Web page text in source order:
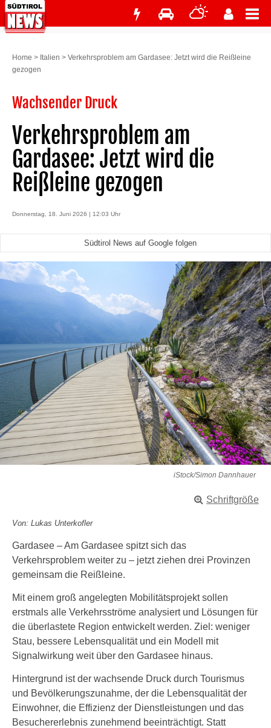
Home > Italien > Verkehrsproblem am Gardasee: Jetzt wird die Reißleine
gezogen
Wachsender Druck
Verkehrsproblem am
Gardasee: Jetzt wird die
Reißleine gezogen
Donnerstag, 18. Juni 2026 | 12:03 Uhr
Südtirol News auf Google folgen
iStock/Simon Dannhauer
Schriftgröße
Von: Lukas Unterkofler
Gardasee – Am Gardasee spitzt sich das
Verkehrsproblem weiter zu – jetzt ziehen drei Provinzen
gemeinsam die Reißleine.
Mit einem groß angelegten Mobilitätsprojekt sollen
erstmals alle Verkehrsströme analysiert und Lösungen für
die überlastete Region entwickelt werden. Ziel: weniger
Stau, bessere Lebensqualität und ein Modell mit
Signalwirkung weit über den Gardasee hinaus.
Hintergrund ist der wachsende Druck durch Tourismus
und Bevölkerungszunahme, der die Lebensqualität der
Einwohner, die Effizienz der Dienstleistungen und das
Besuchererlebnis zunehmend beeinträchtigt. Statt